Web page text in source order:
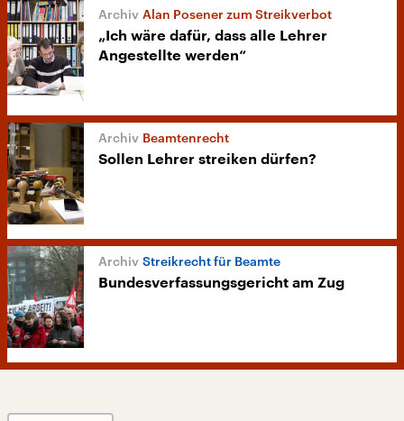
Alan Posener zum Streikverbot
„Ich wäre dafür, dass alle Lehrer
Angestellte werden“
Beamtenrecht
Sollen Lehrer streiken dürfen?
Streikrecht für Beamte
Bundesverfassungsgericht am Zug